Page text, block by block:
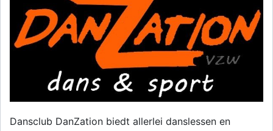
Dansclub DanZation biedt allerlei danslessen en